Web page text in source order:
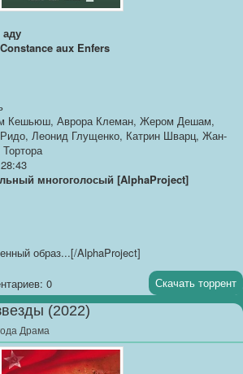
аду
Constance aux Enfers
Кешьюш, Аврора Клеман, Жером Дешам,
Леонид Глущенко, Катрин Шварц, Жан-
многоголосый [AlphaProject]
образ...[/AlphaProject]
0 Скачать торрент
(2022)
Драма